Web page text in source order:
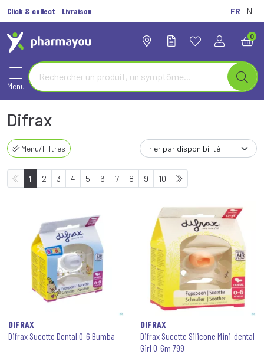
Click & collect Livraison FR NL
0
Menu
Difrax
Menu/Filtres
1 2 3 4 5 6 7 8 9 10
DIFRAX
Difrax Sucette Dental 0-6 Bumba
DIFRAX
Difrax Sucette Silicone Mini-dental
Girl 0-6m 799